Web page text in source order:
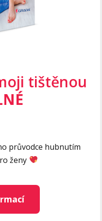
tištěnou
průvodce hubnutím
ženy